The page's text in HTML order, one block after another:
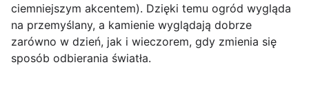
ciemniejszym akcentem). Dzięki temu ogród wygląda
na przemyślany, a kamienie wyglądają dobrze
zarówno w dzień, jak i wieczorem, gdy zmienia się
sposób odbierania światła.